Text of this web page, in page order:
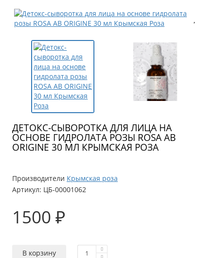
ДЕТОКС-СЫВОРОТКА ДЛЯ ЛИЦА НА
ОСНОВЕ ГИДРОЛАТА РОЗЫ ROSA AB
ORIGINE 30 МЛ КРЫМСКАЯ РОЗА
Производители Крымская роза
Артикул: ЦБ-00001062
1500 ₽
В корзину